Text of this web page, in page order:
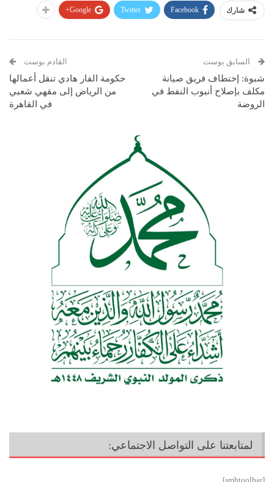
شارك Facebook
Twitter
Google+
السابق بوست
شبوة: إختطاف فريق صيانة
مكلف بإصلاح أنبوب النفط في
الروضة
القادم بوست
حكومة الفار هادي تنقل أعمالها
من الرياض إلى مقهي شعبي
في القاهرة
لمتابعتنا على التواصل الاجتماعي:
[smbtoolbar]